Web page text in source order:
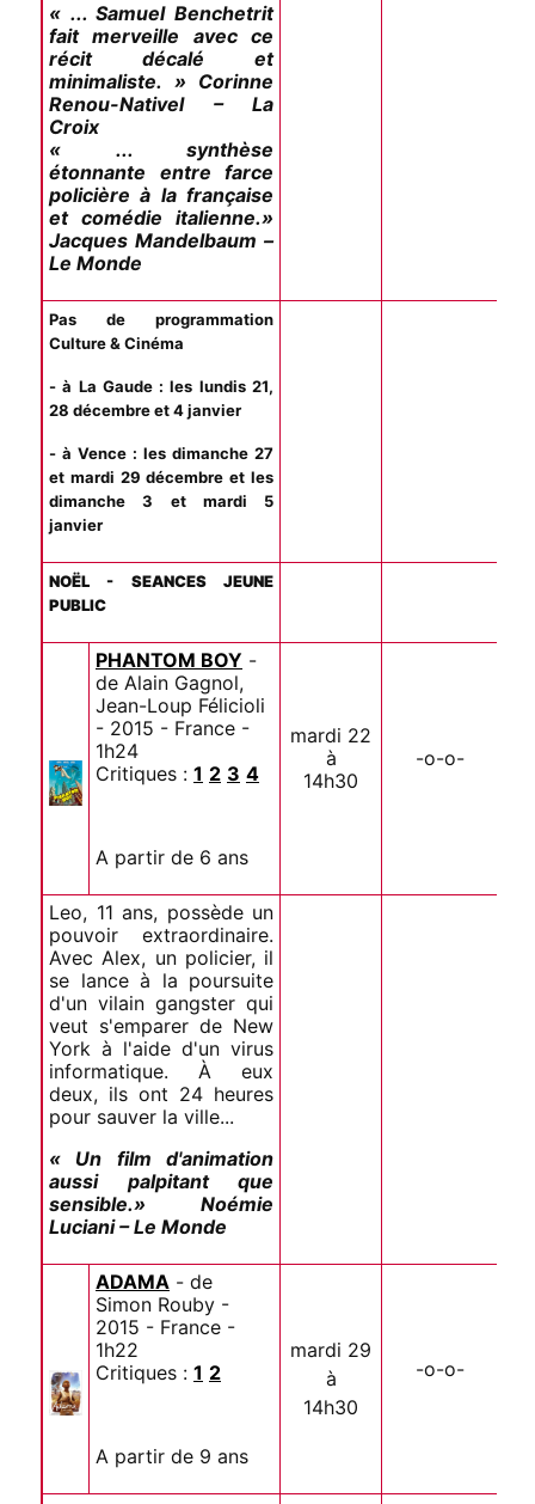
« ... Samuel Benchetrit
fait merveille avec ce
récit décalé et
minimaliste. » Corinne
Renou-Nativel – La
Croix
« ... synthèse
étonnante entre farce
policière à la française
et comédie italienne.»
Jacques Mandelbaum –
Le Monde
Pas de programmation
Culture & Cinéma
- à La Gaude : les lundis 21,
28 décembre et 4 janvier
- à Vence : les dimanche 27
et mardi 29 décembre et les
dimanche 3 et mardi 5
janvier
NOËL - SEANCES JEUNE
PUBLIC
PHANTOM BOY -
de Alain Gagnol,
Jean-Loup Félicioli
- 2015 - France -
1h24
Critiques : 1 2 3 4
A partir de 6 ans
mardi 22
à
14h30
-o-o-
Leo, 11 ans, possède un
pouvoir extraordinaire.
Avec Alex, un policier, il
se lance à la poursuite
d'un vilain gangster qui
veut s'emparer de New
York à l'aide d'un virus
informatique. À eux
deux, ils ont 24 heures
pour sauver la ville...
« Un film d'animation
aussi palpitant que
sensible.» Noémie
Luciani – Le Monde
ADAMA - de
Simon Rouby -
2015 - France -
1h22
Critiques : 1 2
A partir de 9 ans
mardi 29
à
14h30
-o-o-